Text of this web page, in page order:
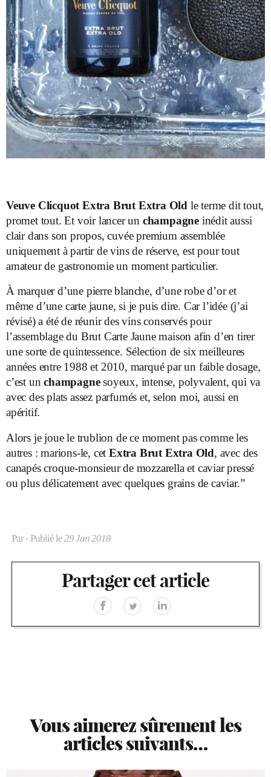
Veuve Clicquot Extra Brut Extra Old le terme dit tout,
promet tout. Et voir lancer un champagne inédit aussi
clair dans son propos, cuvée premium assemblée
uniquement à partir de vins de réserve, est pour tout
amateur de gastronomie un moment particulier.
À marquer d’une pierre blanche, d’une robe d’or et
même d’une carte jaune, si je puis dire. Car l’idée (j’ai
révisé) a été de réunir des vins conservés pour
l’assemblage du Brut Carte Jaune maison afin d’en tirer
une sorte de quintessence. Sélection de six meilleures
années entre 1988 et 2010, marqué par un faible dosage,
c’est unchampagnesoyeux, intense, polyvalent, qui va
avec des plats assez parfumés et, selon moi, aussi en
apéritif.
Alors je joue le trublion de ce moment pas comme les
autres : marions-le, cetExtra Brut Extra Old, avec des
canapés croque-monsieur de mozzarella et caviar pressé
ou plus délicatement avec quelques grains de caviar.”
Par- Publié le29 Jan 2018
Partager cet article
Vous aimerez sûrement les
articles suivants…